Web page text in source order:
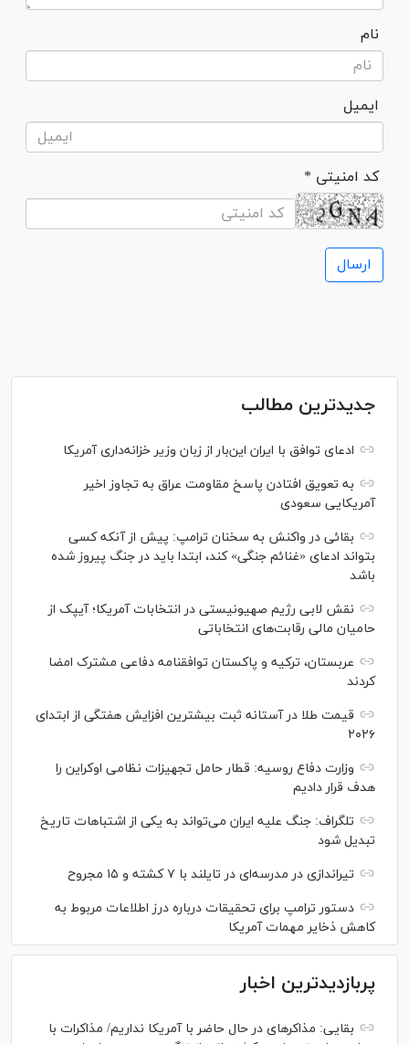
نام
ایمیل
* کد امنیتی
جدیدترین مطالب
ادعای توافق با ایران این‌بار از زبان وزیر خزانه‌داری آمریکا
به تعویق افتادن پاسخ مقاومت عراق به تجاوز اخیر
آمریکایی سعودی
بقائی در واکنش به سخنان ترامپ: پیش از آنکه کسی
بتواند ادعای «غنائم جنگی» کند، ابتدا باید در جنگ پیروز شده
باشد
نقش لابی رژیم صهیونیستی در انتخابات آمریکا؛ آیپک از
حامیان مالی رقابت‌های انتخاباتی
عربستان، ترکیه و پاکستان توافقنامه دفاعی مشترک امضا
کردند
قیمت طلا در آستانه ثبت بیشترین افزایش هفتگی از ابتدای
۲۰۲۶
وزارت دفاع روسیه: قطار حامل تجهیزات نظامی اوکراین را
هدف قرار دادیم
تلگراف: جنگ علیه ایران می‌تواند به یکی از اشتباهات تاریخ
تبدیل شود
تیراندازی در مدرسه‌ای در تایلند با ۷ کشته و ۱۵ مجروح
دستور ترامپ برای تحقیقات درباره درز اطلاعات مربوط به
کاهش ذخایر مهمات آمریکا
پربازدیدترین اخبار
بقایی: مذاکره‎ای در حال حاضر با آمریکا نداریم/ مذاکرات با